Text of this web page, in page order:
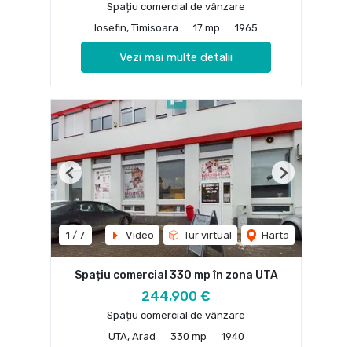
Spațiu comercial de vânzare
Iosefin, Timisoara
17 mp 1965
Vezi mai multe detalii
1 / 7 Video Tur virtual Harta
Previous Next
Spațiu comercial 330 mp în zona UTA
244,900 €
Spațiu comercial de vânzare
UTA, Arad
330 mp 1940